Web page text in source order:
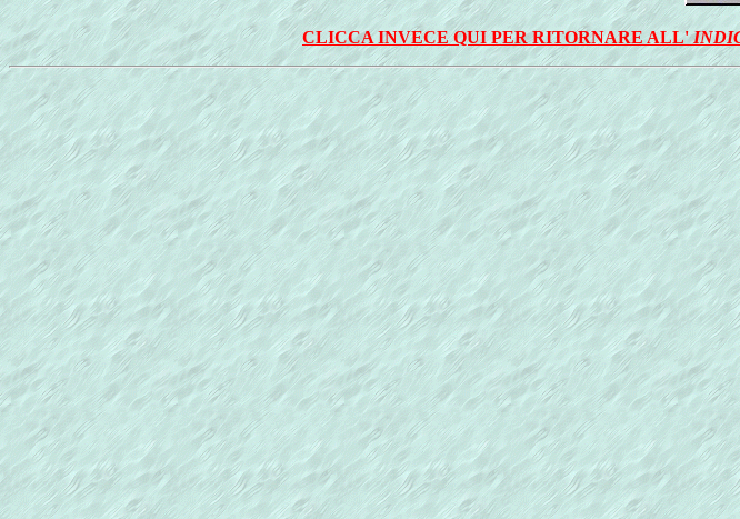
CLICCA INVECE QUI PER RITORNARE ALL'